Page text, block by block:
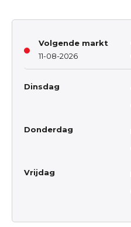
Volgende markt
11-08-2026
Dinsdag
Donderdag
Vrijdag